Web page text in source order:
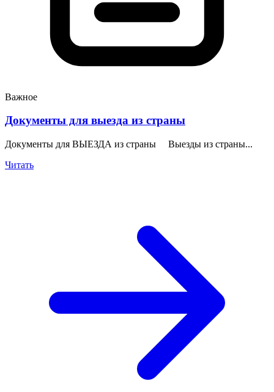
Важное
Документы для выезда из страны
Документы для ВЫЕЗДА из страны Выезды из страны...
Читать